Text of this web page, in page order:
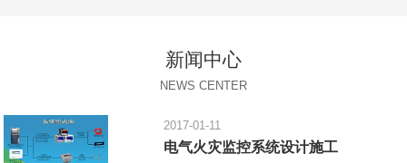
新闻中心
NEWS CENTER
2017-01-11
电气火灾监控系统设计施工